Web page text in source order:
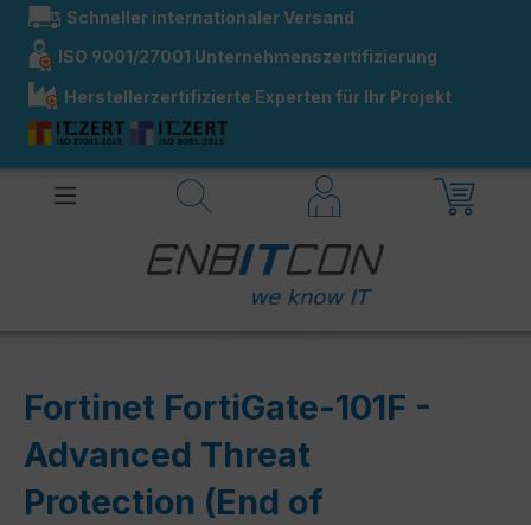
springen
Schneller internationaler Versand
ISO 9001/27001 Unternehmenszertifizierung
Herstellerzertifizierte Experten für Ihr Projekt
Fortinet FortiGate-101F -
Advanced Threat
Protection (End of